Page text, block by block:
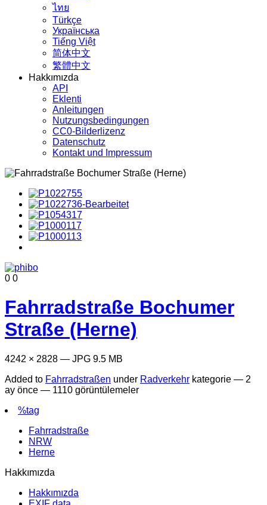
ไทย
Türkçe
Українська
Tiếng Việt
简体中文
繁體中文
Hakkımızda
API
Eklenti
Anleitungen
Nutzungsbedingungen
CC0-Bilderlizenz
Datenschutz
Kontakt und Impressum
0 0
Fahrradstraße Bochumer
Straße (Herne)
4242 × 2828 — JPG 9.5 MB
Added to Fahrradstraßen under Radverkehr kategorie — 2
ay önce — 1110 görüntülemeler
%tag
Fahrradstraße
NRW
Herne
Hakkımızda
Hakkımızda